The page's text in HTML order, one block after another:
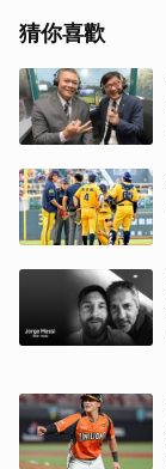
猜你喜歡